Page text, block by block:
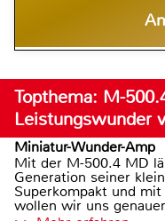
Topthema: M-
Leistungswunder
Miniatur-Wunder-Amp
Mit der M-500.4 MD
Generation seiner
Superkompakt und
wollen wir uns